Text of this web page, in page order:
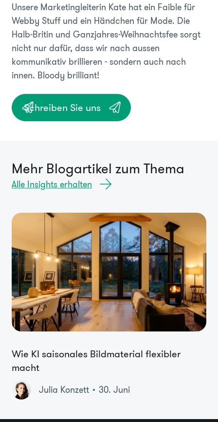
Unsere Marketingleiterin Kate hat ein Faible für
Webby Stuff und ein Händchen für Mode. Die
Halb-Britin und Ganzjahres-Weihnachtsfee sorgt
nicht nur dafür, dass wir nach aussen
kommunikativ brillieren - sondern auch nach
innen. Bloody brilliant!
Schreiben Sie uns
Mehr Blogartikel zum Thema
Alle Insights erhalten
Wie KI saisonales Bildmaterial flexibler
macht
Julia Konzett 30. Juni